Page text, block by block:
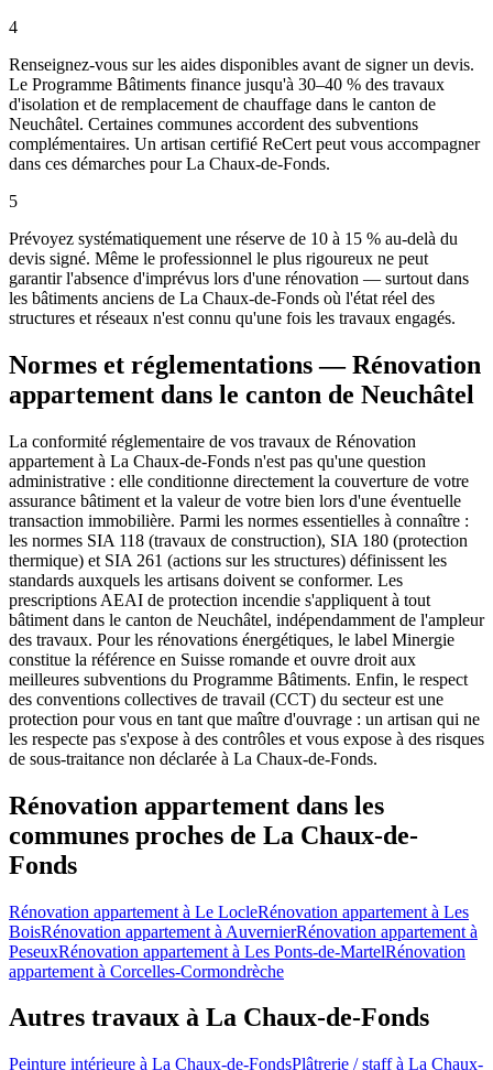
4
Renseignez-vous sur les aides disponibles avant de signer un devis.
Le Programme Bâtiments finance jusqu'à 30–40 % des travaux
d'isolation et de remplacement de chauffage dans le canton de
Neuchâtel. Certaines communes accordent des subventions
complémentaires. Un artisan certifié ReCert peut vous accompagner
dans ces démarches pour La Chaux-de-Fonds.
5
Prévoyez systématiquement une réserve de 10 à 15 % au-delà du
devis signé. Même le professionnel le plus rigoureux ne peut
garantir l'absence d'imprévus lors d'une rénovation — surtout dans
les bâtiments anciens de La Chaux-de-Fonds où l'état réel des
structures et réseaux n'est connu qu'une fois les travaux engagés.
Normes et réglementations — Rénovation
appartement dans le canton de Neuchâtel
La conformité réglementaire de vos travaux de Rénovation
appartement à La Chaux-de-Fonds n'est pas qu'une question
administrative : elle conditionne directement la couverture de votre
assurance bâtiment et la valeur de votre bien lors d'une éventuelle
transaction immobilière. Parmi les normes essentielles à connaître :
les normes SIA 118 (travaux de construction), SIA 180 (protection
thermique) et SIA 261 (actions sur les structures) définissent les
standards auxquels les artisans doivent se conformer. Les
prescriptions AEAI de protection incendie s'appliquent à tout
bâtiment dans le canton de Neuchâtel, indépendamment de l'ampleur
des travaux. Pour les rénovations énergétiques, le label Minergie
constitue la référence en Suisse romande et ouvre droit aux
meilleures subventions du Programme Bâtiments. Enfin, le respect
des conventions collectives de travail (CCT) du secteur est une
protection pour vous en tant que maître d'ouvrage : un artisan qui ne
les respecte pas s'expose à des contrôles et vous expose à des risques
de sous-traitance non déclarée à La Chaux-de-Fonds.
Rénovation appartement dans les
communes proches de La Chaux-de-
Fonds
Rénovation appartement à Le LocleRénovation appartement à Les
BoisRénovation appartement à AuvernierRénovation appartement à
PeseuxRénovation appartement à Les Ponts-de-MartelRénovation
appartement à Corcelles-Cormondrèche
Autres travaux à La Chaux-de-Fonds
Peinture intérieure à La Chaux-de-FondsPlâtrerie / staff à La Chaux-